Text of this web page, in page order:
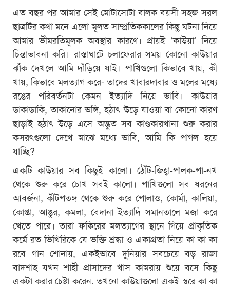
এত বছর পর আমার সেই মোটাসোটা বালক বয়সী সহজ সরল
ছাত্রটির কথা মনে এলো মূলত সাম্প্রতিককালের কিছু ঘটনা নিয়ে
আমার ভীমরতিমূলক অবস্থার কারণে। প্রায়ই ‘কাউয়া’ নিয়ে
চিন্তাভাবনা করি। রাস্তাঘাটে চলাফেরার সময় কোনো কাউয়ার
ঝাঁক দেখলে আমি দাঁড়িয়ে যাই। পাখিগুলো কিভাবে খায়, কী
খায়, কিভাবে মলত্যাগ করে- তাদের খাবারদাবার ও মলের মধ্যে
রঙের পরিবর্তনটা কেমন ইত্যাদি নিয়ে ভাবি। কাউয়ার
ডাকাডাকি, তাকানোর ভঙ্গি, হঠাৎ উড়ে যাওয়া বা কোনো কারণ
ছাড়াই হঠাৎ উড়ে এসে অদ্ভুত সব কাণ্ডকারখানা শুরু করার
কসরৎগুলো দেখে মাঝে মধ্যে ভাবি, আমি কি পাগল হয়ে
যাচ্ছি?
একটি কাউয়ার সব কিছুই কালো। ঠোঁট-জিহ্বা-পালক-পা-নখ
থেকে শুরু করে চোখ সবই কালো। পাখিগুলো সব ধরনের
আবর্জনা, কীটপতঙ্গ থেকে শুরু করে পোলাও, কোর্মা, কালিয়া,
কোপ্তা, আঙুর, কমলা, বেদানা ইত্যাদি সমানতালে মজা করে
খেতে পারে। তারা ফকিরের মলত্যাগের স্থানে গিয়ে প্রাকৃতিক
কর্মে রত ভিখিরিকে যে ভক্তি শ্রদ্ধা ও একাগ্রতা নিয়ে কা কা কা
রবে গান শোনায়, একইভাবে দুনিয়ার সবচেয়ে বড় রাজা
বাদশাহ যখন শাহী প্রাসাদের খাস কামরায় শুয়ে বসে কিছু
একটা করার চেষ্টা করেন, তখনো কাউয়াগুলো একই স্বরে কা কা